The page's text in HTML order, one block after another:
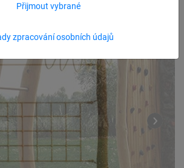
zpracování osobních údajů
Přijmout vybrané